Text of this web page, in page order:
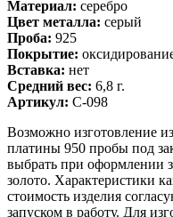
Материал: серебро
Цвет металла: серый
Проба: 925
Покрытие:
Вставка: нет
Средний вес: 6,8 г.
Артикул: С-098
Возможно изготовление
платины 950 пробы под
выбрать при оформлении
золото. Характеристики
стоимость изделия
запуском в работу. Для